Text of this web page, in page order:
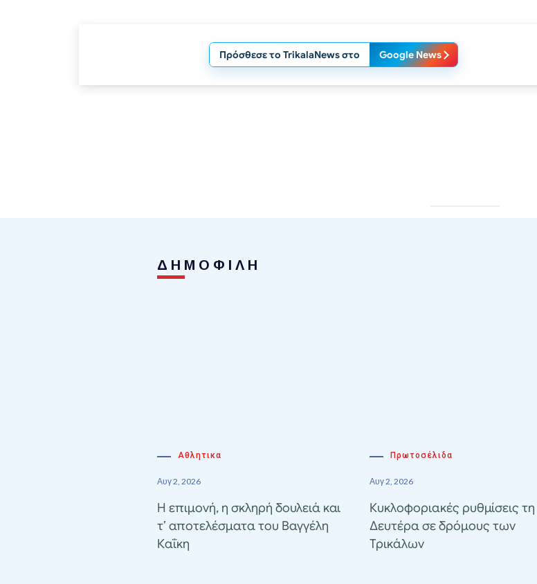
Πρόσθεσε το TrikalaNews στο Google News
ΔΗΜΟΦΙΛΗ
Αθλητικα
Αυγ 2, 2026
Η επιμονή, η σκληρή δουλειά και
τ’ αποτελέσματα του Βαγγέλη
Καΐκη
Πρωτοσέλιδα
Αυγ 2, 2026
Κυκλοφοριακές ρυθμίσεις τη
Δευτέρα σε δρόμους των
Τρικάλων